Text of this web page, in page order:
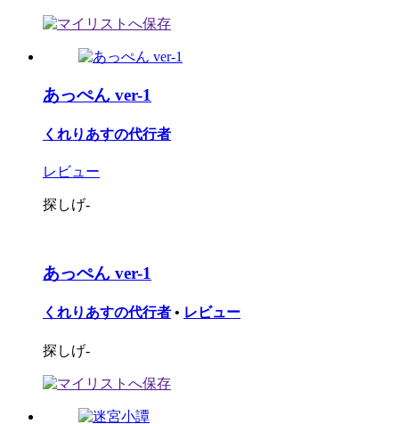
あっぺん ver-1
くれりあすの代行者
レビュー
探しげ-
あっぺん ver-1
くれりあすの代行者 • レビュー
探しげ-